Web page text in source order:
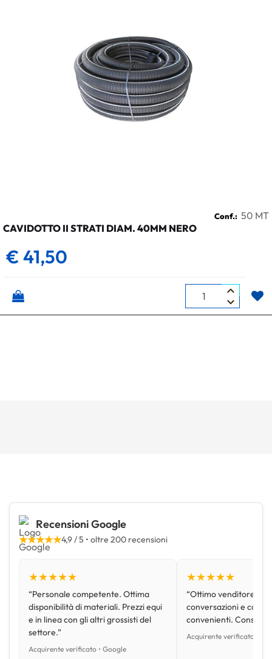
Conf.: 50 MT
CAVIDOTTO II STRATI DIAM. 40MM NERO
€ 41,50
Quantità
Recensioni Google
★★★★★4,9 / 5 • oltre 200 recensioni
★★★★★
“Personale competente. Ottima
disponibilità di materiali. Prezzi equi
e in linea con gli altri grossisti del
settore.”
Acquirente verificato • Google
★★★★★
“Ottimo venditore,
conversazioni e con
convenienti.
Acquirente verificato •